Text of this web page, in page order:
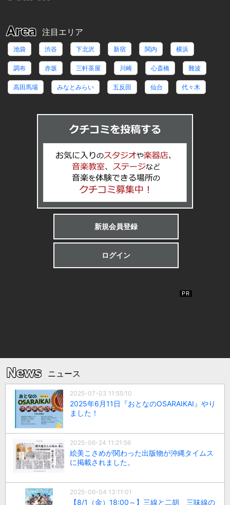
注目エリア
池袋 渋谷 下北沢 新宿 関内 横浜
調布 赤坂 三軒茶屋 川崎 心斎橋 難波
高田馬場 みなとみらい 五反田 仙台 代々木
多摩区 天神 小手指
新横浜
新規会員登録
ログイン
ニュース
2025-07-03 11:55:10
2025年6月11日『おとなのOSARAIKAI』やり
ました！
2025-06-24 11:21:56
絵美こさめが関わった出版物が沖縄タイムス
に掲載されました。
2025-06-04 13:11:01
【8/1（金）18:00～】三線と二胡 三味線の